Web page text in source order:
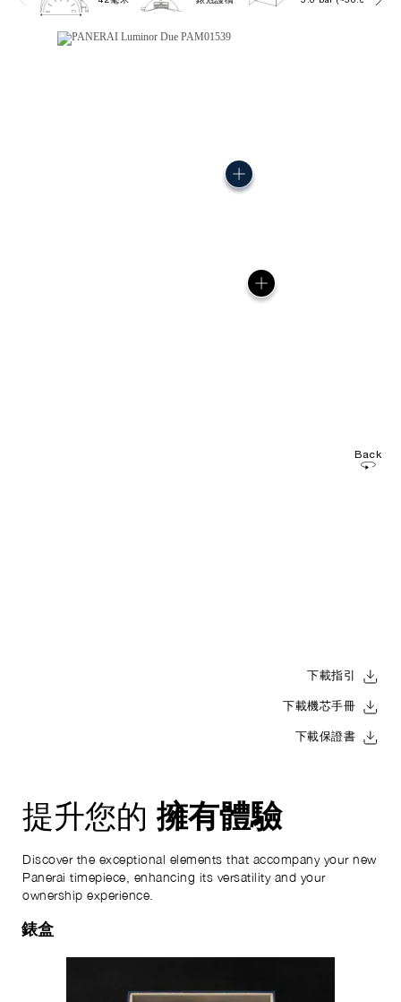
Back
下載指引
下載機芯手冊
下載保證書
提升您的擁有體驗
Discover the exceptional elements that accompany your new
Panerai timepiece, enhancing its versatility and your
ownership experience.
錶盒